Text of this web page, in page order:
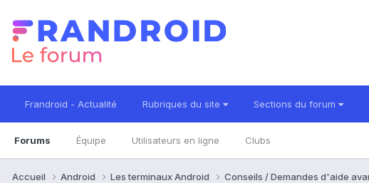
Frandroid - Actualité Rubriques du site Sections du forum
Forums Équipe Utilisateurs en ligne Clubs
Accueil Android Les terminaux Android Conseils / Demandes d'aide